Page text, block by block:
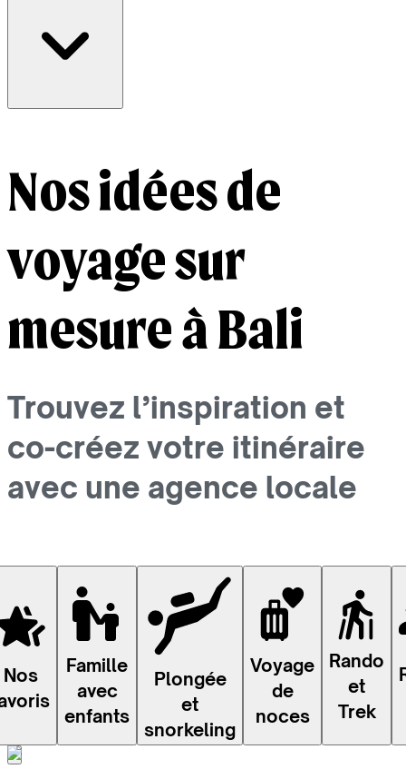
cœur d’un village balinais.
avec les précieux conseils de nos
Nos idées de
voyage sur
mesure à Bali
Trouvez l’inspiration et
co-créez votre itinéraire
avec une agence locale
Nos
Famille
avec
enfants
Plongée
et
snorkeling
Voyage
de
noces
Rando
et
Trek